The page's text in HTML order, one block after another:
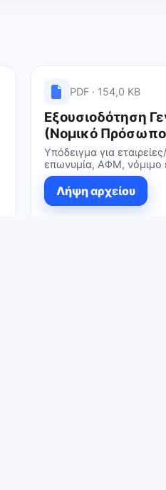
PDF · 154,0 KB
Εξουσιοδότηση
(Νομικό
Υπόδειγμα για
επωνυμία, ΑΦΜ,
Λήψη αρχείου